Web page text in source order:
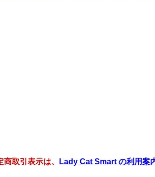
取引表示は、 Lady Cat Smart の利用案